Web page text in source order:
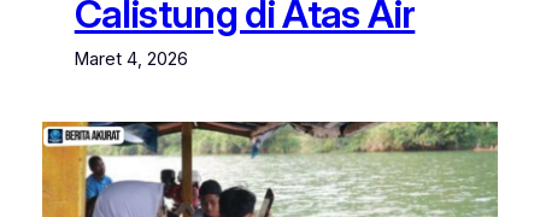
Calistung di Atas Air
Maret 4, 2026